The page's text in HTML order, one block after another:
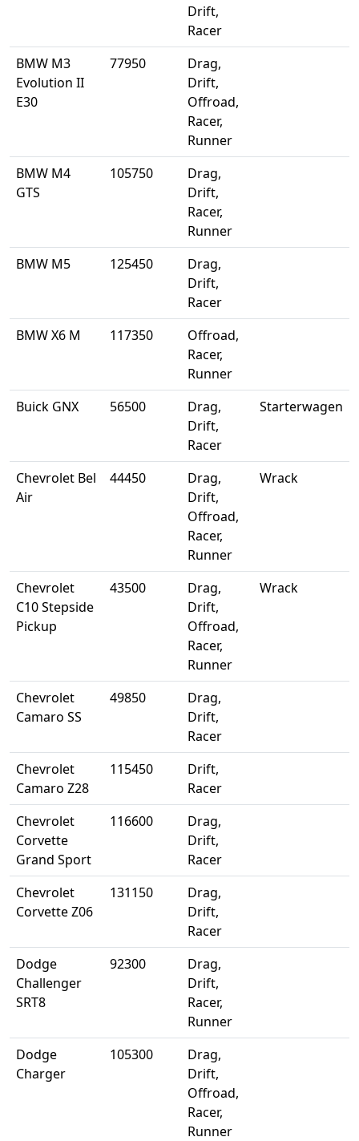
Drift,
Racer
BMW M3
Evolution II
E30
77950
Drag,
Drift,
Offroad,
Racer,
Runner
BMW M4
GTS
105750
Drag,
Drift,
Racer,
Runner
BMW M5
125450
Drag,
Drift,
Racer
BMW X6 M
117350
Offroad,
Racer,
Runner
Buick GNX
56500
Drag,
Drift,
Racer
Starterwagen
Chevrolet Bel
Air
44450
Drag,
Drift,
Offroad,
Racer,
Runner
Wrack
Chevrolet
C10 Stepside
Pickup
43500
Drag,
Drift,
Offroad,
Racer,
Runner
Wrack
Chevrolet
Camaro SS
49850
Drag,
Drift,
Racer
Chevrolet
Camaro Z28
115450
Drift,
Racer
Chevrolet
Corvette
Grand Sport
116600
Drag,
Drift,
Racer
Chevrolet
Corvette Z06
131150
Drag,
Drift,
Racer
Dodge
Challenger
SRT8
92300
Drag,
Drift,
Racer,
Runner
Dodge
Charger
105300
Drag,
Drift,
Offroad,
Racer,
Runner